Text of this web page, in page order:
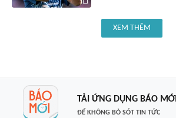
XEM THÊM
TẢI ỨNG DỤNG BÁO MỚI
ĐỂ KHÔNG BỎ SÓT TIN TỨC